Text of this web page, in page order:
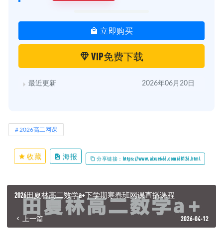
立即购买
VIP免费下载
最近更新 2026年06月20日
2026高二网课
收藏 海报 分享链接：https://www.aixue666.com/68126.html
2026田夏林高二数学a+下学期寒春班网课直播课程
上一篇 2026-04-12